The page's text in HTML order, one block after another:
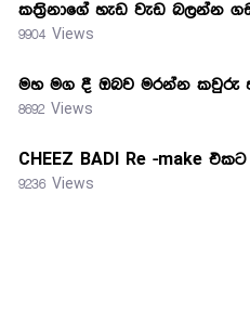
කත්‍රිනාගේ හැඩ වැඩ බලන්න
9904 Views
මහ මග දී ඔබව මරන්න කවුරු
8692 Views
CHEEZ BADI Re -make
9236 Views